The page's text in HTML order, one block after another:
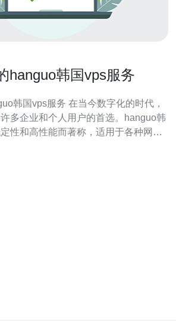
hanguo韩国vps服务
在当今数字化的时代，
多企业和个人用户的首选。hanguo韩
性和高性能而著称，适用于各种网络
VPS服务都能满足您的需求。